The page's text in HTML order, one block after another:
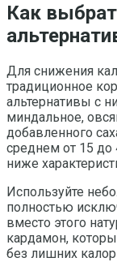
Как
Для снижения
традиционное
альтернативы с
миндальное,
добавленного
среднем от 15 до
ниже
Используйте
полностью
вместо этого
кардамон,
без лишних